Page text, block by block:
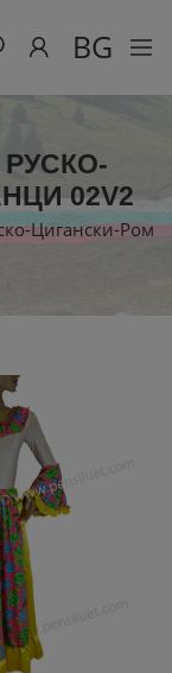
BG
02V2
Цигански-